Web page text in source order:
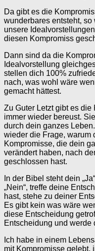
Da gibt es die
wunderbares entsteht,
unsere
diesen Kompromiss
Dann sind da die
Idealvorstellung
stellen dich 100%
nach, was wohl wäre
gemacht hättest.
Zu Guter Letzt gibt es die
immer wieder bereust.
durch dein ganzes
wieder die Frage, warum
Kompromisse, die dein
verändert haben, nach
geschlossen hast.
In der Bibel steht dein
„Nein“, treffe deine
hast, stehe zu deiner
Es gibt kein was wäre
diese Entscheidung
Entscheidung und werde
Ich habe in einem
mit Kompromisse gelebt,